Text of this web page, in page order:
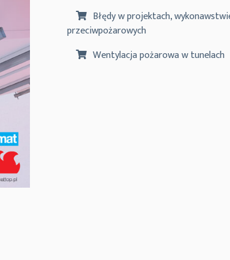
Błędy w projektach,
przeciwpożarowych
Wentylacja pożarowa w tunelach